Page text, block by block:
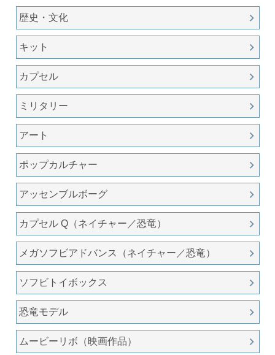
歴史・文化
キット
カプセル
ミリタリー
アート
ポップカルチャー
アッセンブルボーグ
カプセル Q（ネイチャー／恐竜）
メガソフビアドバンス（ネイチャー／恐竜）
ソフビトイボックス
恐竜モデル
ムービーリボ（映画作品）